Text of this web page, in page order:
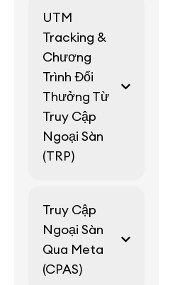
UTM
Tracking &
Chương
Trình Đổi
Thưởng Từ
Truy Cập
Ngoại Sàn
(TRP)
Truy Cập
Ngoại Sàn
Qua Meta
(CPAS)